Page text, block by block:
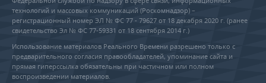
технологий и массовых коммуникаций (Роскомнадзор) –
регистрационный номер ЭЛ № ФС 77 - 79627 от 18 декабря 2020 г. (ранее
свидетельство Эл № ФС 77-59331 от 18 сентября 2014 г.)
Использование материалов Реального Времени разрешено только с
предварительного согласия правообладателей, упоминание сайта и
прямая гиперссылка обязательны при частичном или полном
воспроизведении материалов.